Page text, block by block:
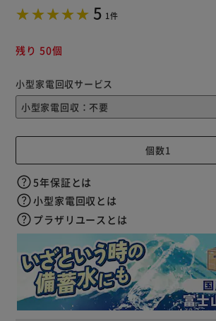
5 1件
小型家電回収サービス
残り 50個
5年保証とは
小型家電回収とは
プラザリユースとは